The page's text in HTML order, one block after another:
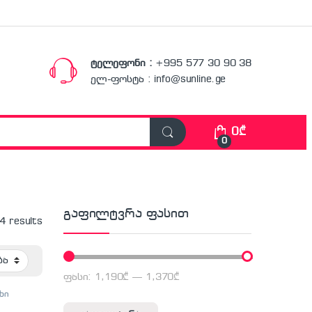
ტელეფონი : +995 577 30 90 38
ელ-ფოსტა : info@sunline.ge
0
0₾
4 results
გაფილტვრა ფასით
მინიმალური ფასი
მაქსიმალური ფასი
ფასი: 1,190₾ — 1,370₾